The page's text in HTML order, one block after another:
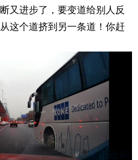
又进步了，要变道给别人反
这个道挤到另一条道！你赶